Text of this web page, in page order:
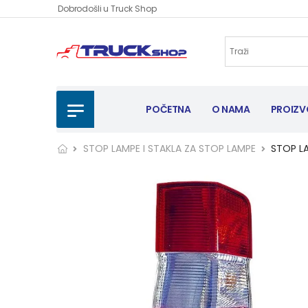
Dobrodošli u Truck Shop
POČETNA O NAMA
STOP LAMPE I STAKLA ZA STOP LAMPE STOP